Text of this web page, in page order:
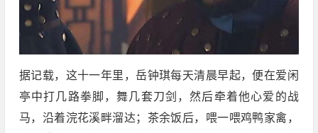
据记载，这十一年里，岳钟琪每天清晨早起，便在爱闲
亭中打几路拳脚，舞几套刀剑，然后牵着他心爱的战
马，沿着浣花溪畔溜达；茶余饭后，喂一喂鸡鸭家禽，